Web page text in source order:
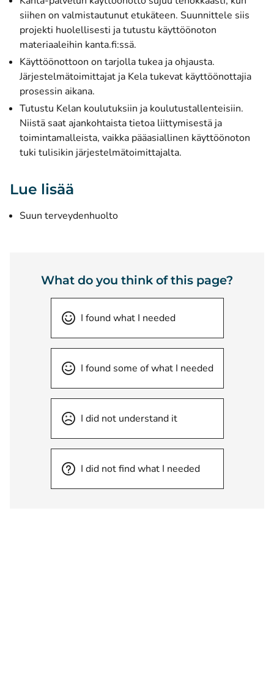
siihen on valmistautunut etukäteen. Suunnittele siis
projekti huolellisesti ja tutustu käyttöönoton
materiaaleihin kanta.fi:ssä.
Käyttöönottoon on tarjolla tukea ja ohjausta.
Järjestelmätoimittajat ja Kela tukevat käyttöönottajia
prosessin aikana.
Tutustu Kelan koulutuksiin ja koulutustallenteisiin.
Niistä saat ajankohtaista tietoa liittymisestä ja
toimintamalleista, vaikka pääasiallinen käyttöönoton
tuki tulisikin järjestelmätoimittajalta.
Lue lisää
Suun terveydenhuolto
What do you think of this page?
I found what I needed
I found some of what I needed
I did not understand it
I did not find what I needed